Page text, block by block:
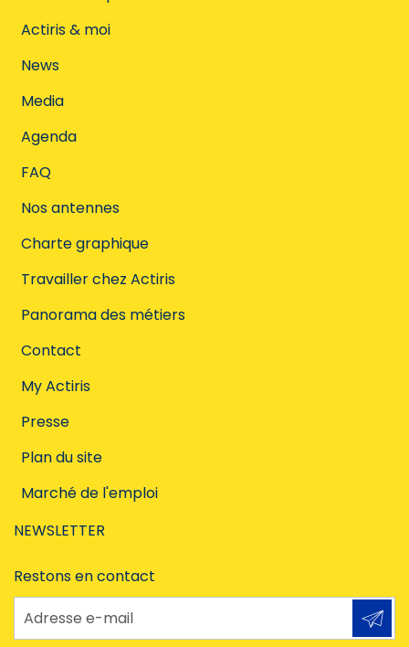
Actiris & moi
News
Media
Agenda
FAQ
Nos antennes
Charte graphique
Travailler chez Actiris
Panorama des métiers
Contact
My Actiris
Presse
Plan du site
Marché de l'emploi
NEWSLETTER
Restons en contact
Adresse e-mail